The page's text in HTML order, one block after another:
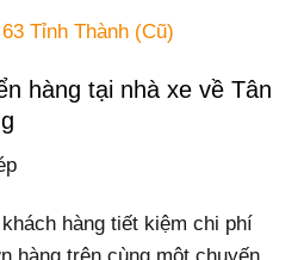
Tỉnh Thành (Cũ)
hàng tại nhà xe về Tân
hàng tiết kiệm chi phí
hàng trên cùng một chuyến